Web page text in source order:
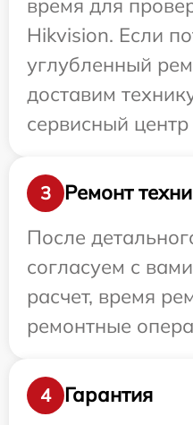
время для
Hikvision. Если
углубленный
доставим
сервисный
3
Ремонт
После
согласуем с
расчет, время
ремонтные
4
Гарантия